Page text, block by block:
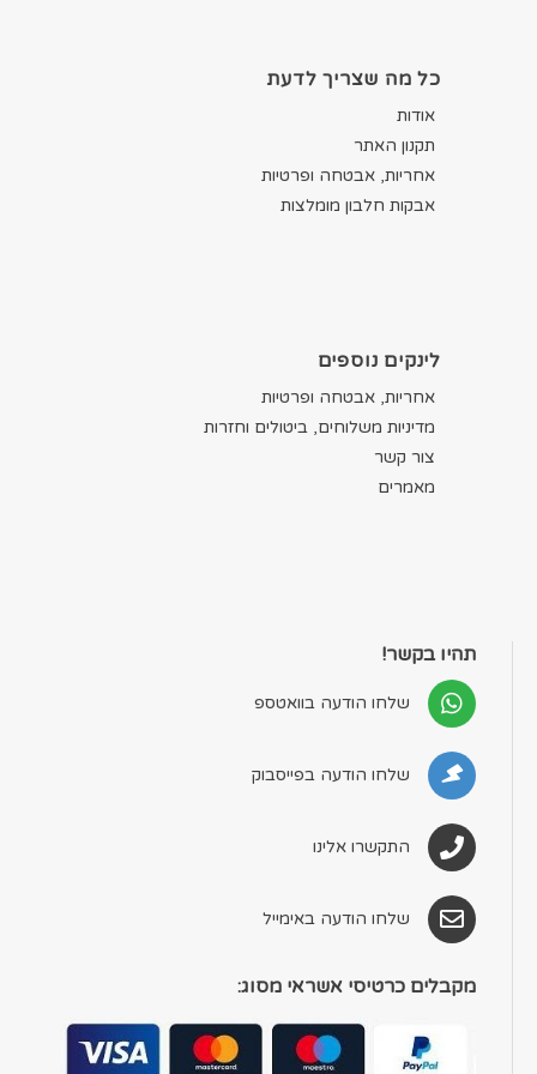
כל מה שצריך לדעת
אודות
תקנון האתר
אחריות, אבטחה ופרטיות
אבקות חלבון מומלצות
לינקים נוספים
אחריות, אבטחה ופרטיות
מדיניות משלוחים, ביטולים וחזרות
צור קשר
מאמרים
תהיו בקשר!
שלחו הודעה בוואטספ
שלחו הודעה בפייסבוק
התקשרו אלינו
שלחו הודעה באימייל
מקבלים כרטיסי אשראי מסוג: